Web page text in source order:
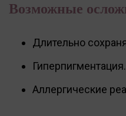
Возможные
Длительно
Гиперпигментация.
Аллергические